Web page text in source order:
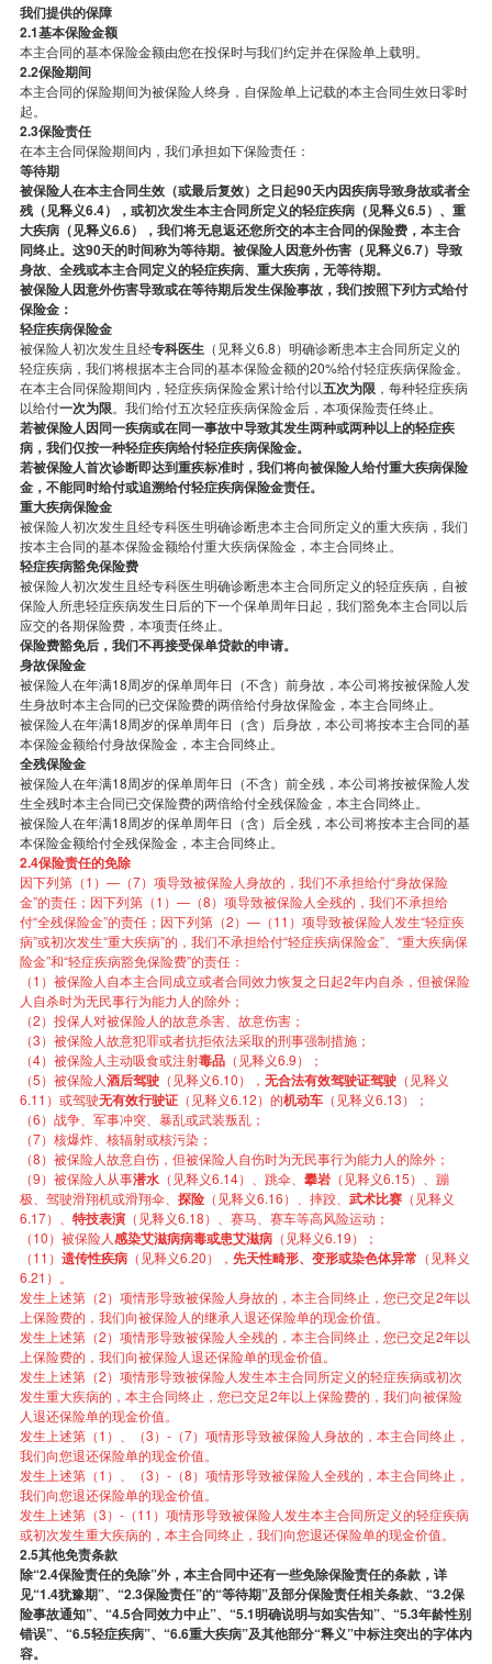
我们提供的保障
2.1基本保险金额
本主合同的基本保险金额由您在投保时与我们约定并在保险单上载明。
2.2保险期间
本主合同的保险期间为被保险人终身，自保险单上记载的本主合同生效日零时
起。
2.3保险责任
在本主合同保险期间内，我们承担如下保险责任：
等待期
被保险人在本主合同生效（或最后复效）之日起90天内因疾病导致身故或者全
残（见释义6.4），或初次发生本主合同所定义的轻症疾病（见释义6.5）、重
大疾病（见释义6.6），我们将无息返还您所交的本主合同的保险费，本主合
同终止。这90天的时间称为等待期。被保险人因意外伤害（见释义6.7）导致
身故、全残或本主合同定义的轻症疾病、重大疾病，无等待期。
被保险人因意外伤害导致或在等待期后发生保险事故，我们按照下列方式给付
保险金：
轻症疾病保险金
被保险人初次发生且经专科医生（见释义6.8）明确诊断患本主合同所定义的
轻症疾病，我们将根据本主合同的基本保险金额的20%给付轻症疾病保险金。
在本主合同保险期间内，轻症疾病保险金累计给付以五次为限，每种轻症疾病
以给付一次为限。我们给付五次轻症疾病保险金后，本项保险责任终止。
若被保险人因同一疾病或在同一事故中导致其发生两种或两种以上的轻症疾
病，我们仅按一种轻症疾病给付轻症疾病保险金。
若被保险人首次诊断即达到重疾标准时，我们将向被保险人给付重大疾病保险
金，不能同时给付或追溯给付轻症疾病保险金责任。
重大疾病保险金
被保险人初次发生且经专科医生明确诊断患本主合同所定义的重大疾病，我们
按本主合同的基本保险金额给付重大疾病保险金，本主合同终止。
轻症疾病豁免保险费
被保险人初次发生且经专科医生明确诊断患本主合同所定义的轻症疾病，自被
保险人所患轻症疾病发生日后的下一个保单周年日起，我们豁免本主合同以后
应交的各期保险费，本项责任终止。
保险费豁免后，我们不再接受保单贷款的申请。
身故保险金
被保险人在年满18周岁的保单周年日（不含）前身故，本公司将按被保险人发
生身故时本主合同的已交保险费的两倍给付身故保险金，本主合同终止。
被保险人在年满18周岁的保单周年日（含）后身故，本公司将按本主合同的基
本保险金额给付身故保险金，本主合同终止。
全残保险金
被保险人在年满18周岁的保单周年日（不含）前全残，本公司将按被保险人发
生全残时本主合同已交保险费的两倍给付全残保险金，本主合同终止。
被保险人在年满18周岁的保单周年日（含）后全残，本公司将按本主合同的基
本保险金额给付全残保险金，本主合同终止。
2.4保险责任的免除
因下列第（1）—（7）项导致被保险人身故的，我们不承担给付“身故保险
金”的责任；因下列第（1）—（8）项导致被保险人全残的，我们不承担给
付“全残保险金”的责任；因下列第（2）—（11）项导致被保险人发生“轻症疾
病”或初次发生“重大疾病”的，我们不承担给付“轻症疾病保险金”、“重大疾病保
险金”和“轻症疾病豁免保险费”的责任：
（1）被保险人自本主合同成立或者合同效力恢复之日起2年内自杀，但被保险
人自杀时为无民事行为能力人的除外；
（2）投保人对被保险人的故意杀害、故意伤害；
（3）被保险人故意犯罪或者抗拒依法采取的刑事强制措施；
（4）被保险人主动吸食或注射毒品（见释义6.9）；
（5）被保险人酒后驾驶（见释义6.10）， 无合法有效驾驶证驾驶（见释义
6.11）或驾驶无有效行驶证（见释义6.12）的机动车（见释义6.13）；
（6）战争、军事冲突、暴乱或武装叛乱；
（7）核爆炸、核辐射或核污染；
（8）被保险人故意自伤，但被保险人自伤时为无民事行为能力人的除外；
（9）被保险人从事潜水（见释义6.14）、跳伞、 攀岩（见释义6.15）、蹦
极、驾驶滑翔机或滑翔伞、 探险（见释义6.16）、摔跤、 武术比赛（见释义
6.17）、 特技表演（见释义6.18）、赛马、赛车等高风险运动；
（10）被保险人感染艾滋病病毒或患艾滋病（见释义6.19）；
（11） 遗传性疾病（见释义6.20）， 先天性畸形、变形或染色体异常 （见释义
6.21）。
发生上述第（2）项情形导致被保险人身故的，本主合同终止，您已交足2年以
上保险费的，我们向被保险人的继承人退还保险单的现金价值。
发生上述第（2）项情形导致被保险人全残的，本主合同终止，您已交足2年以
上保险费的，我们向被保险人退还保险单的现金价值。
发生上述第（2）项情形导致被保险人发生本主合同所定义的轻症疾病或初次
发生重大疾病的，本主合同终止，您已交足2年以上保险费的，我们向被保险
人退还保险单的现金价值。
发生上述第（1）、（3）-（7）项情形导致被保险人身故的，本主合同终止，
我们向您退还保险单的现金价值。
发生上述第（1）、（3）-（8）项情形导致被保险人全残的，本主合同终止，
我们向您退还保险单的现金价值。
发生上述第（3）-（11）项情形导致被保险人发生本主合同所定义的轻症疾病
或初次发生重大疾病的，本主合同终止，我们向您退还保险单的现金价值。
2.5其他免责条款
除“2.4保险责任的免除”外，本主合同中还有一些免除保险责任的条款，详
见“1.4犹豫期”、“2.3保险责任”的“等待期”及部分保险责任相关条款、“3.2保
险事故通知”、“4.5合同效力中止”、“5.1明确说明与如实告知”、“5.3年龄性别
错误”、“6.5轻症疾病”、“6.6重大疾病”及其他部分“释义”中标注突出的字体内
容。